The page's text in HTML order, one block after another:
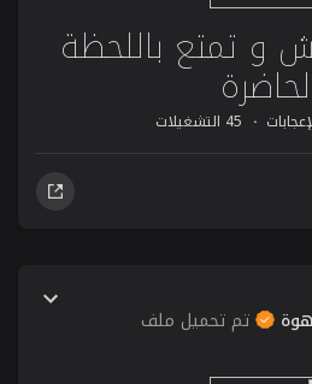
01 عش و تمتع باللحظة
45 التشغيلات
تم تحميل ملف